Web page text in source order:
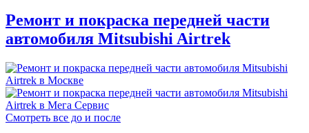
Ремонт и покраска передней части
автомобиля Mitsubishi Airtrek
Смотреть все до и после